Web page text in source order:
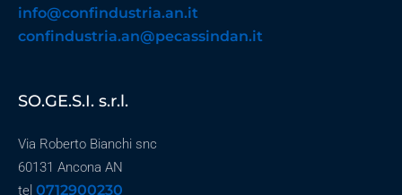
info@confindustria.an.it
confindustria.an@pecassindan.it
SO.GE.S.I. s.r.l.
Via Roberto Bianchi snc
60131 Ancona AN
tel 0712900230